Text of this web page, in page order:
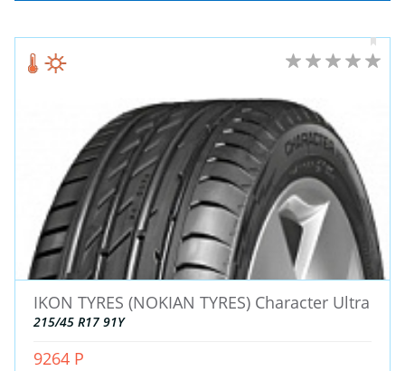
IKON TYRES (NOKIAN TYRES) Character Ultra
215/45 R17 91Y
9264 Р